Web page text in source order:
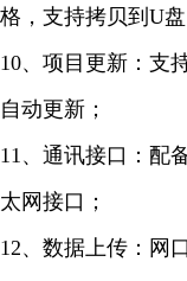
格，支持拷贝到U盘
10、项目更新：支
自动更新；
11、通讯接口：配
太网接口；
12、数据上传：网